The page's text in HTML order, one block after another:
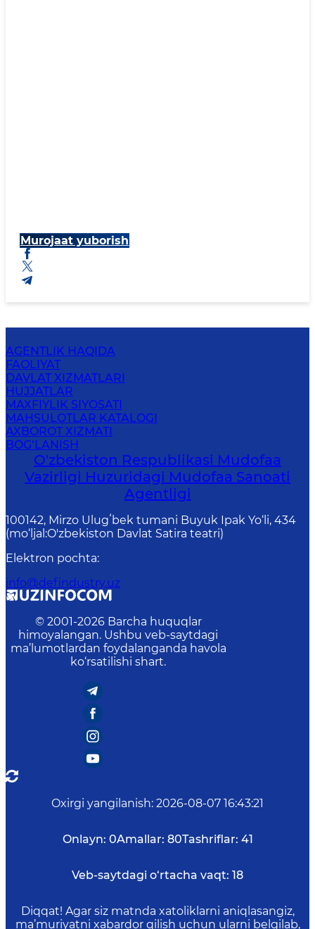
Murojaat yuborish
AGENTLIK HAQIDA
FAOLIYAT
DAVLAT XIZMATLARI
HUJJATLAR
MAXFIYLIK SIYOSATI
MAHSULOTLAR KATALOGI
AXBOROT XIZMATI
BOG‘LANISH
O'zbekiston Respublikasi Mudofaa
Vazirligi Huzuridagi Mudofaa Sanoati
Agentligi
100142, Mirzo Ulugʻbek tumani Buyuk Ipak Yo‘li, 434
(mo‘ljal:O'zbekiston Davlat Satira teatri)
Elektron pochta:
info@defindustry.uz
© 2001-2026 Barcha huquqlar
himoyalangan. Ushbu veb-saytdagi
ma’lumotlardan foydalanganda havola
ko‘rsatilishi shart.
Oxirgi yangilanish: 2026-08-07 16:43:21
Onlayn: 0Amallar: 80Tashriflar: 41
Veb-saytdagi o‘rtacha vaqt: 18
Diqqat! Agar siz matnda xatoliklarni aniqlasangiz,
ma’muriyatni xabardor qilish uchun ularni belgilab,